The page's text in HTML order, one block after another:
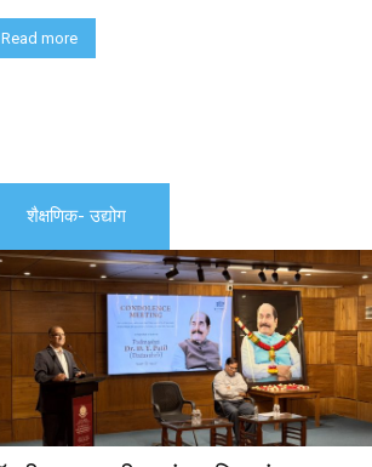
Read more
शैक्षणिक- उद्योग